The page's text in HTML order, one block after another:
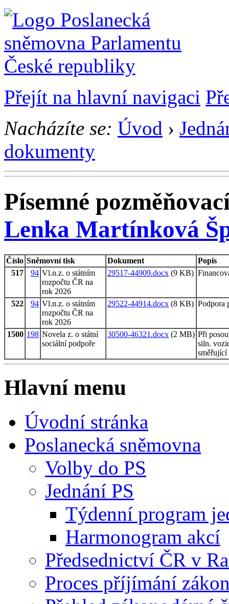
Přejít na hlavní navigaci
Nacházíte se: Úvod ›
dokumenty
Písemné
Lenka Martínková
Číslo Sněmovní tisk Dokument
Popis
517
94 Vl.n.z. o státním
rozpočtu ČR na
rok 2026
29517-44909.docx (9 KB)
522 94 Vl.n.z. o státním
rozpočtu ČR na
rok 2026
29522-44914.docx (8 KB) Podpora
1500 198 Novela z. o státní
sociální podpoře
30500-46321.docx (2 MB) Při
siln.
směřující
Hlavní menu
Úvodní stránka
Poslanecká sněmovna
Volby do PS
Jednání PS
Týdenní program
Harmonogram akcí
Předsednictví ČR v
Proces příjímání